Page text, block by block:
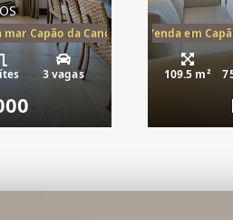
Capão da Canoa, apartamento à
3 vagas
Apartamento Beira-Mar à Venda em
109.5 m²